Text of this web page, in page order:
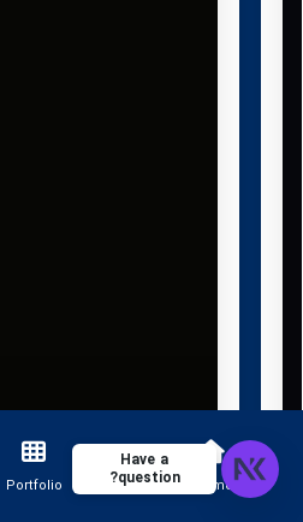
Home
Portfolio
Have a
question?